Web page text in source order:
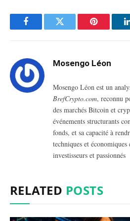
FacebookTwitter Pinterest
Mosengo Léon
Mosengo Léon est un
BrefCrypto.com, reconnu
des marchés Bitcoin et
événements structurants
fonds, et sa capacité à
techniques et
investisseurs et passionnés
RELATED POSTS